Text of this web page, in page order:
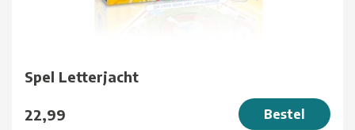
Spel Letterjacht
22,99 Bestel